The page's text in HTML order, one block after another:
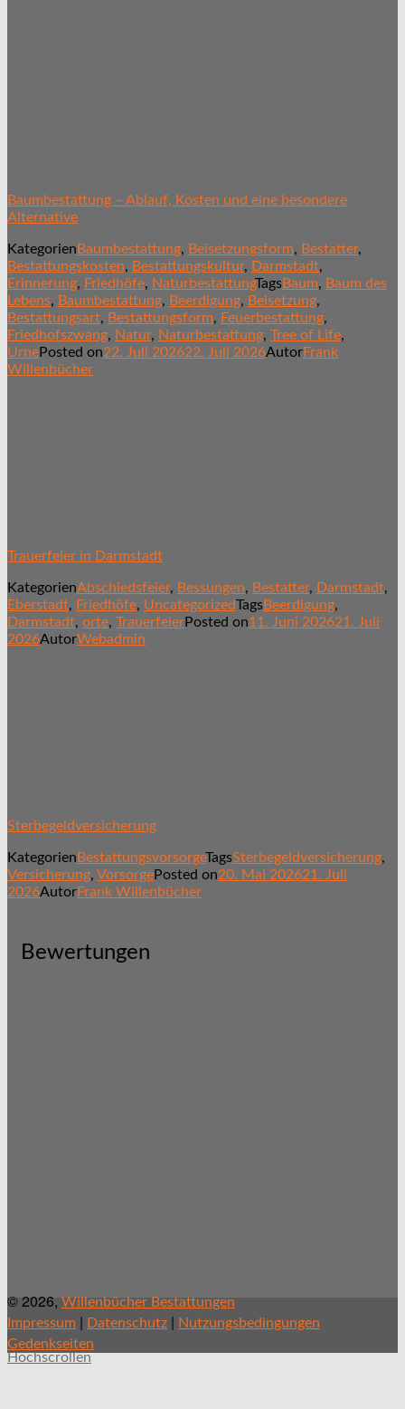
Baumbestattung – Ablauf, Kosten und eine besondere
Alternative
Kategorien Baumbestattung, Beisetzungsform, Bestatter,
Bestattungskosten, Bestattungskultur, Darmstadt,
Erinnerung, Friedhöfe, NaturbestattungTagsBaum, Baum des
Lebens, Baumbestattung, Beerdigung, Beisetzung,
Bestattungsart, Bestattungsform, Feuerbestattung,
Friedhofszwang, Natur, Naturbestattung, Tree of Life,
UrnePosted on22. Juli 202622. Juli 2026AutorFrank
Willenbücher
Trauerfeier in Darmstadt
KategorienAbschiedsfeier, Bessungen, Bestatter, Darmstadt,
Eberstadt, Friedhöfe, UncategorizedTagsBeerdigung,
Darmstadt, orte, TrauerfeierPosted on11. Juni 202621. Juli
2026AutorWebadmin
Sterbegeldversicherung
Kategorien BestattungsvorsorgeTagsSterbegeldversicherung,
Versicherung, VorsorgePosted on20. Mai 202621. Juli
2026AutorFrank Willenbücher
Bewertungen
© 2026, Willenbücher Bestattungen
Impressum | Datenschutz | Nutzungsbedingungen
Gedenkseiten
Hochscrollen